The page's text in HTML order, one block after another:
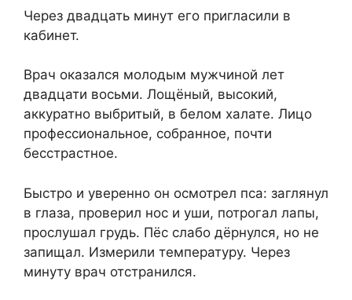
Через двадцать минут его пригласили в
кабинет.
Врач оказался молодым мужчиной лет
двадцати восьми. Лощёный, высокий,
аккуратно выбритый, в белом халате. Лицо
профессиональное, собранное, почти
бесстрастное.
Быстро и уверенно он осмотрел пса: заглянул
в глаза, проверил нос и уши, потрогал лапы,
прослушал грудь. Пёс слабо дёрнулся, но не
запищал. Измерили температуру. Через
минуту врач отстранился.